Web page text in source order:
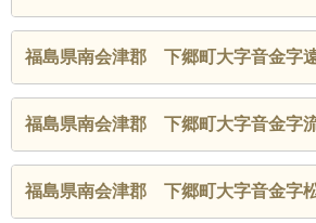
福島県南会津郡 下郷町大字音金字
福島県南会津郡 下郷町大字音金字
福島県南会津郡 下郷町大字音金字